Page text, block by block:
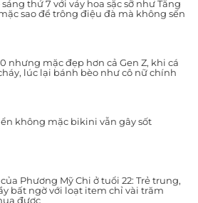
thứ 7 với váy hoa sặc sỡ như Tăng
sao để trông điệu đà mà không sến
nhưng mặc đẹp hơn cả Gen Z, khi cá
lúc lại bánh bèo như cô nữ chính
không mặc bikini vẫn gây sốt
Phương Mỹ Chi ở tuổi 22: Trẻ trung,
bất ngờ với loạt item chỉ vài trăm
được